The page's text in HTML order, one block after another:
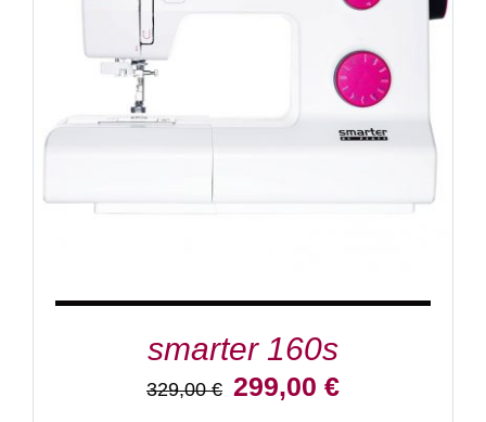
IN DEN WARENKORB DETAILS
smarter 160s
329,00€ Ursprünglicher
299,00 €Aktueller